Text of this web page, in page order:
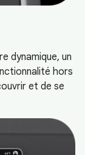
dynamique, un
hors
et de se